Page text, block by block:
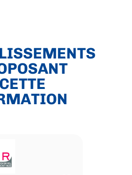
CETTE